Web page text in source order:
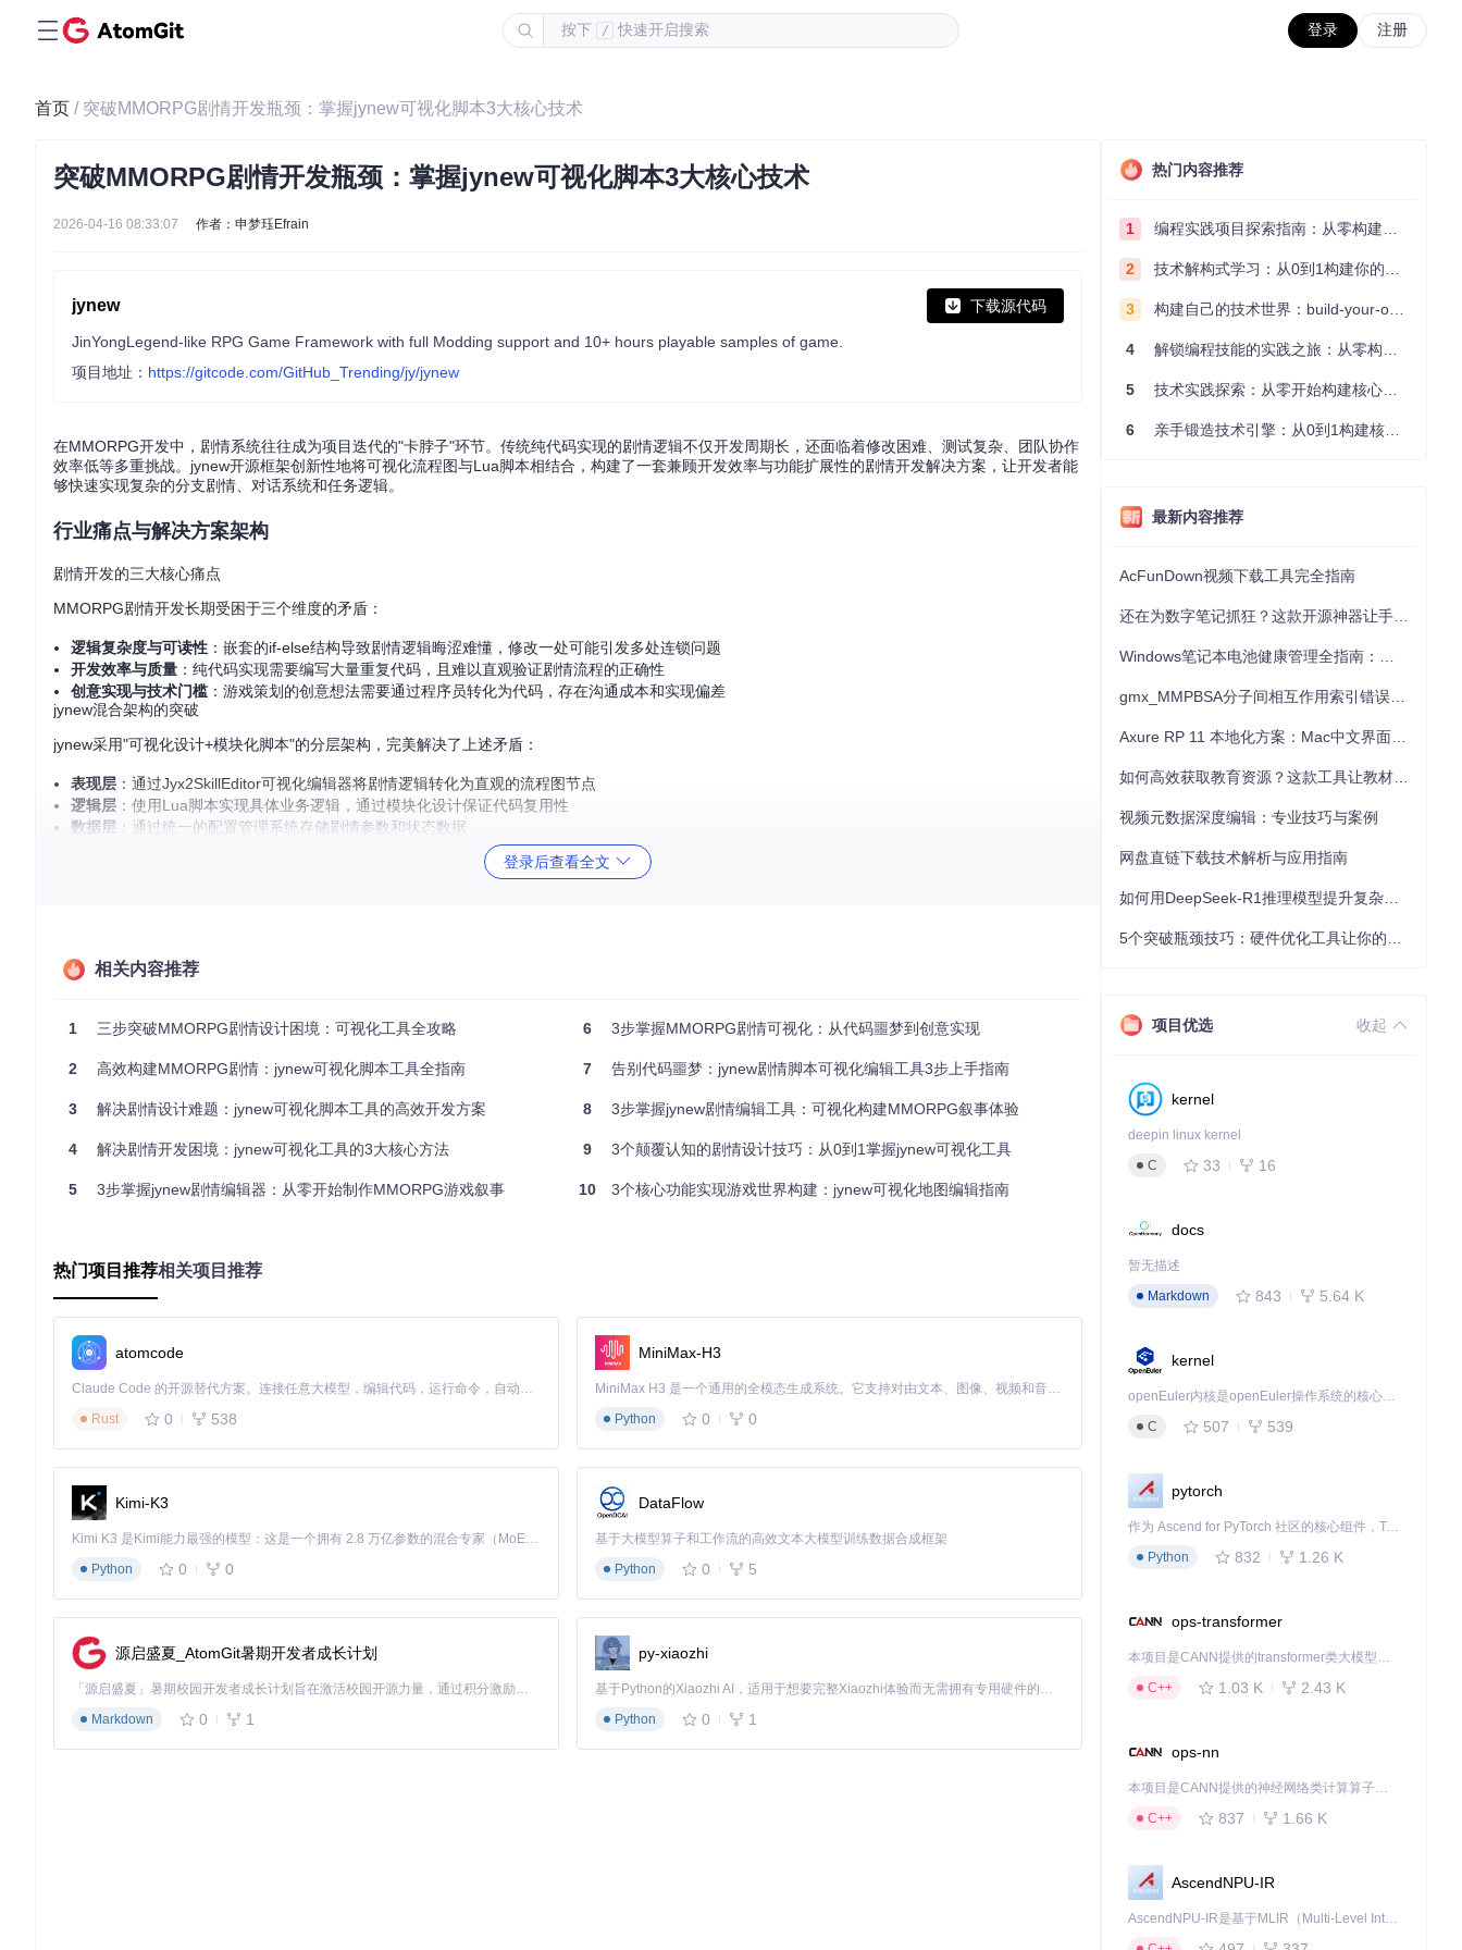
按下 / 快速开启搜索 登录 注册
首页 / 突破MMORPG剧情开发瓶颈：掌握jynew可视化脚本3大核心技术
突破MMORPG剧情开发瓶颈：掌握jynew可视化脚本3大核心技术
2026-04-16 08:33:07 作者：申梦珏Efrain
jynew 下载源代码
JinYongLegend-like RPG Game Framework with full Modding support and 10+ hours playable samples of game.
项目地址： https://gitcode.com/GitHub_Trending/jy/jynew
在MMORPG开发中，剧情系统往往成为项目迭代的"卡脖子"环节。传统纯代码实现的剧情逻辑不仅开发周期长，还面临着修改困难、测试复杂、团队协作
效率低等多重挑战。jynew开源框架创新性地将可视化流程图与Lua脚本相结合，构建了一套兼顾开发效率与功能扩展性的剧情开发解决方案，让开发者能
够快速实现复杂的分支剧情、对话系统和任务逻辑。
行业痛点与解决方案架构
剧情开发的三大核心痛点
MMORPG剧情开发长期受困于三个维度的矛盾：
逻辑复杂度与可读性 ：嵌套的if-else结构导致剧情逻辑晦涩难懂，修改一处可能引发多处连锁问题
开发效率与质量 ：纯代码实现需要编写大量重复代码，且难以直观验证剧情流程的正确性
创意实现与技术门槛 ：游戏策划的创意想法需要通过程序员转化为代码，存在沟通成本和实现偏差
jynew混合架构的突破
jynew采用"可视化设计+模块化脚本"的分层架构，完美解决了上述矛盾：
表现层 ：通过Jyx2SkillEditor可视化编辑器将剧情逻辑转化为直观的流程图节点
逻辑层 ：使用Lua脚本实现具体业务逻辑，通过模块化设计保证代码复用性
数据层 ：通过统一的配置管理系统存储剧情参数和状态数据
这种架构既保留了可视化工具的直观高效，又具备代码实现的灵活扩展性，使剧情开发效率提升40%以上。
基础节点类型：
对话节点：支持多选项配置和NPC表情关联
条件判断：可配置变量比较、任务状态等多种判断条件
任务控制：实现任务发放、更新、完成等生命周期管理
节点连接方式 ：
条件分支：根据判断结果执行不同剧情线
循环结构：支持剧情片段的重复执行
模块化Lua脚本系统
剧情逻辑的具体实现依赖于Lua脚本系统，采用严格的模块化管理：
-- 模块注册 (LuaModuleList.lua)
ConfigMgr =
"Jyx2Configs/Jyx2ConfigMgr"
InitLuaScripts.lua：剧情系统初始化入口
LuaModuleList.lua：模块注册与管理
Jyx2Utils.lua：通用工具函数集合
Jyx2ConfigMgr.lua：配置管理中心
实战案例：门派选择剧情
以玩家创建角色时的门派选择剧情为例，展示完整开发流程：
步骤1：设计剧情流程图
创建开始节点→角色创建节点
角色创建节点→门派选择对话节点
登录后查看全文
相关内容推荐
1 三步突破MMORPG剧情设计困境：可视化工具全攻略
2 高效构建MMORPG剧情：jynew可视化脚本工具全指南
3 解决剧情设计难题：jynew可视化脚本工具的高效开发方案
4 解决剧情开发困境：jynew可视化工具的3大核心方法
5 3步掌握jynew剧情编辑器：从零开始制作MMORPG游戏叙事
6 3步掌握MMORPG剧情可视化：从代码噩梦到创意实现
7 告别代码噩梦：jynew剧情脚本可视化编辑工具3步上手指南
8 3步掌握jynew剧情编辑工具：可视化构建MMORPG叙事体验
9 3个颠覆认知的剧情设计技巧：从0到1掌握jynew可视化工具
10 3个核心功能实现游戏世界构建：jynew可视化地图编辑指南
热门项目推荐相关项目推荐
atomcode
Claude Code 的开源替代方案。连接任意大模型，编辑代码，运行命令，自动验证 — 全自动执行。用 Rust 构建，极致性能。 ｜ An open-source alternative to Claude Code. Connect any LLM, edit code, run commands, and verify changes — autonomously. Built in Rust for speed. Get Started
Rust
0 538
MiniMax-H3
MiniMax H3 是一个通用的全模态生成系统。它支持对由文本、图像、视频和音频组成的多模态上下文进行统一理解，并能生成分辨率高达 2K、时长可达 15 秒的带原生立体声音频的视频。得益于面向任务泛化的系统设计，H3 在预训练阶段就已具备广泛的多模态上下文理解与生成能力，能够出色地执行复杂的多模态指令。
Python
0 0
Kimi-K3
Kimi K3 是Kimi能力最强的模型：这是一个拥有 2.8 万亿参数的混合专家（MoE）模型，具备原生视觉理解能力，并支持 100 万 token 的上下文窗口。
Python
0 0
DataFlow
基于大模型算子和工作流的高效文本大模型训练数据合成框架
Python
0 5
源启盛夏_AtomGit暑期开发者成长计划
「源启盛夏」暑期校园开发者成长计划旨在激活校园开源力量，通过积分激励、认证扶持、资源倾斜等形式，引导高校组织和开发者完成「入驻 — 建项目 — 做贡献 — 获认证 — 得资源」的完整闭环。无论你是想带领社团入驻平台的组织者，还是希望用代码贡献证明自己的开发者，都能在这里找到属于你的成长路径。
Markdown
0 1
py-xiaozhi
基于Python的Xiaozhi AI，适用于想要完整Xiaozhi体验而无需拥有专用硬件的用户。
Python
0 1
热门内容推荐
1 编程实践项目探索指南：从零构建技术能力体系
2 技术解构式学习：从0到1构建你的编程知识体系
3 构建自己的技术世界：build-your-own-x项目的实践探索指南
4 解锁编程技能的实践之旅：从零构建你的技术世界
5 技术实践探索：从零开始构建核心系统的实践指南
6 亲手锻造技术引擎：从0到1构建核心系统的实践指南
最新内容推荐
AcFunDown视频下载工具完全指南
视频元数据深度编辑：专业技巧与案例
网盘直链下载技术解析与应用指南
项目优选 收起
kernel
deepin linux kernel
C
33 16
docs
暂无描述
Markdown
843 5.64 K
kernel
openEuler内核是openEuler操作系统的核心，既是系统性能与稳定性的基石，也是连接处理器、设备与服务的桥梁。
C
507 539
pytorch
作为 Ascend for PyTorch 社区的核心组件，TorchNPU 是昇腾专为 PyTorch 打造的深度学习适配插件，使 PyTorch 框架能够直接调用昇腾 NPU，为开发者提供昇腾 AI 处理器的超强算力。
Python
832 1.26 K
ops-transformer
本项目是CANN提供的transformer类大模型算子库，实现网络在NPU上加速计算。
C++
1.03 K 2.43 K
ops-nn
本项目是CANN提供的神经网络类计算算子库，实现网络在NPU上加速计算。
C++
837 1.66 K
AscendNPU-IR
AscendNPU-IR是基于MLIR（Multi-Level Intermediate Representation）构建的，面向昇腾亲和算子编译时使用的中间表示，提供昇腾完备表达能力，通过编译优化提升昇腾AI处理器计算效率，支持通过生态框架使能昇腾AI处理器与深度调优